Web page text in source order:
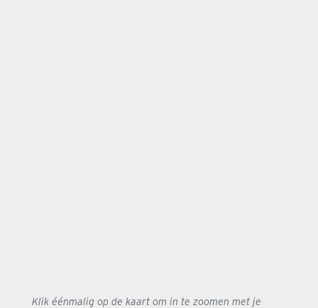
Klik éénmalig op de kaart om in te zoomen met je